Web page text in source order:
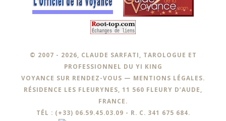
© 2007 - 2026, CLAUDE SARFATI, TAROLOGUE ET
PROFESSIONNEL DU YI KING
VOYANCE SUR RENDEZ-VOUS — MENTIONS LÉGALES.
RÉSIDENCE LES FLEURYNES, 11 560 FLEURY D’AUDE,
FRANCE.
TÉL : (+33) 06.59.45.03.09 - R. C. 341 675 684.